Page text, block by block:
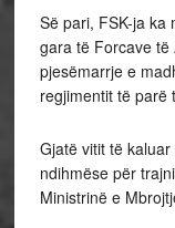
Së pari, FSK-ja ka
gara të Forcave të
pjesëmarrje e
regjimentit të parë
Gjatë vitit të
ndihmëse për
Ministrinë e